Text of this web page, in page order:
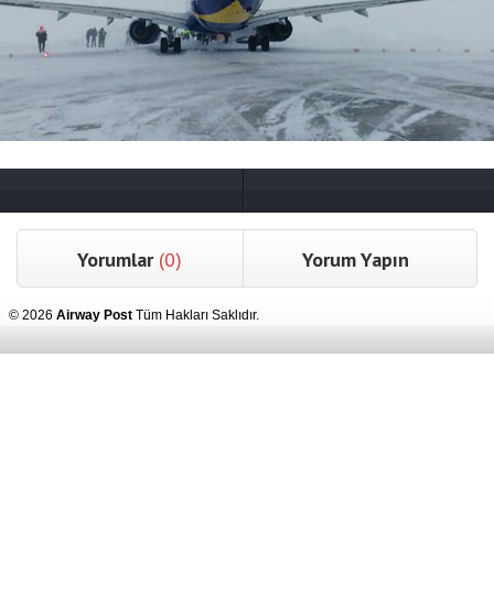
Yorumlar (0) Yorum Yapın
© 2026 Airway Post Tüm Hakları Saklıdır.